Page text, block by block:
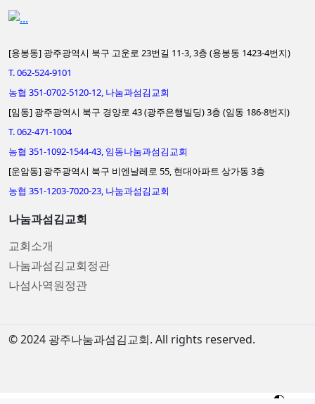
[용봉동] 광주광역시 북구 고운로 23번길 11-3, 3층 (용봉동 1423-4번지)
T. 062-524-9101
농협 351-0702-5120-12, 나눔과섬김교회
[임동] 광주광역시 북구 경양로 43 (광주은행빌딩) 3층 (임동 186-8번지)
T. 062-471-1004
농협 351-1092-1544-43, 임동나눔과섬김교회
[운암동] 광주광역시 북구 비엔날레로 55, 현대아파트 상가동 3층
농협 351-1203-7020-23, 나눔과섬김교회
나눔과섬김교회
교회소개
나눔과섬김교회정관
나섬사역원정관
© 2024 광주나눔과섬김교회. All rights reserved.